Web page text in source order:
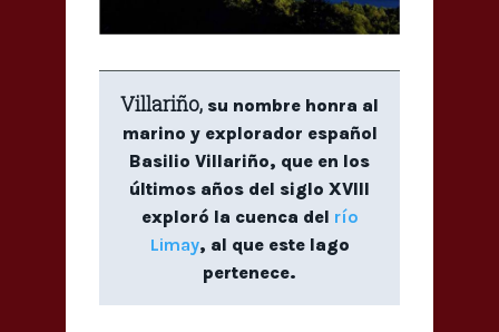
Villariño, su nombre honra al
marino y explorador español
Basilio Villariño, que en los
últimos años del siglo XVIII
exploró la cuenca del río
Limay, al que este lago
pertenece.